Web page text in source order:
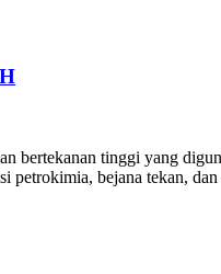
tinggi yang
petrokimia, bejana tekan,